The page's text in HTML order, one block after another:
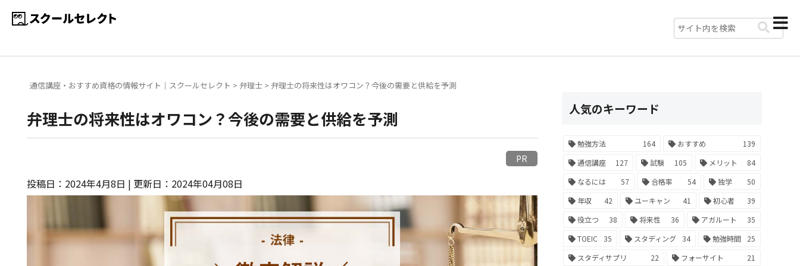
通信講座・おすすめ資格の情報サイト｜スクールセレクト > 弁理士 > 弁理士の将来性はオワコン？今後の需要と供給を予測
弁理士の将来性はオワコン？今後の需要と供給を予測
PR
投稿日：2024年4月8日 | 更新日：2024年04月08日
人気のキーワード
勉強方法 164 おすすめ
139
通信講座
127 試験 105 メリット
84
なるには
57 合格率 54 独学
50
年収
42 ユーキャン 41 初心者
39
役立つ
38 将来性 36 アガルート
35
TOEIC
35 スタディング 34 勉強時間
25
スタディサプリ
22 フォーサイト 21